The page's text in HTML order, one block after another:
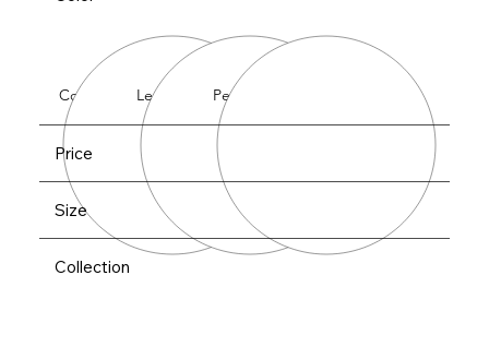
Cobalt Lemon Peach
Price
Size
Collection